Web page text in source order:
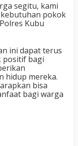
segitu, kami
pokok
Kubu
ini dapat terus
positif bagi
hidup mereka.
bisa
bagi warga